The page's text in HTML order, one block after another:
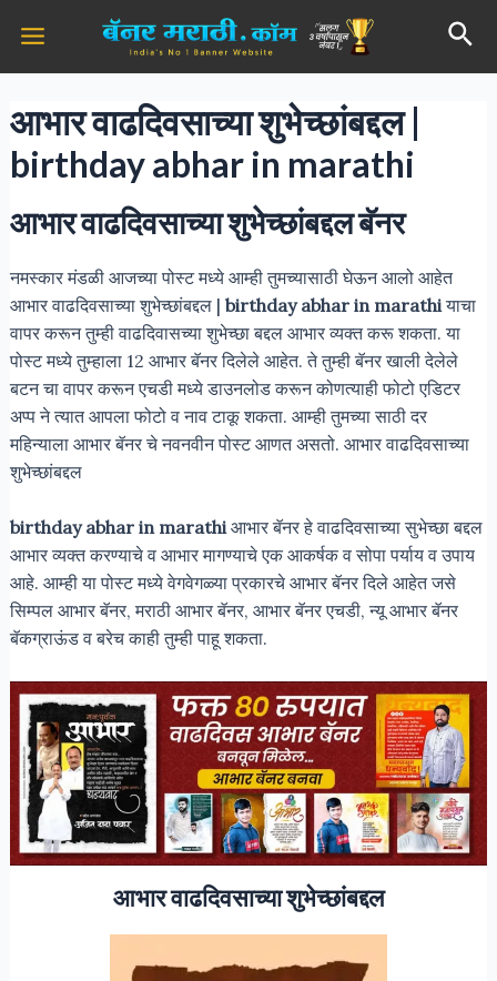
content
Main
Menu
आभार वाढदिवसाच्या शुभेच्छांबद्दल |
birthday abhar in marathi
आभार वाढदिवसाच्या शुभेच्छांबद्दल बॅनर
नमस्कार मंडळी आजच्या पोस्ट मध्ये आम्ही तुमच्यासाठी घेऊन आलो आहेत
आभार वाढदिवसाच्या शुभेच्छांबद्दल | birthday abhar in marathiयाचा
वापर करून तुम्ही वाढदिवासच्या शुभेच्छा बद्दल आभार व्यक्त करू शकता. या
पोस्ट मध्ये तुम्हाला 12 आभार बॅनर दिलेले आहेत. ते तुम्ही बॅनर खाली देलेले
बटन चा वापर करून एचडी मध्ये डाउनलोड करून कोणत्याही फोटो एडिटर
अप्प ने त्यात आपला फोटो व नाव टाकू शकता. आम्ही तुमच्या साठी दर
महिन्याला आभार बॅनर चे नवनवीन पोस्ट आणत असतो. आभार वाढदिवसाच्या
शुभेच्छांबद्दल
birthday abhar in marathiआभार बॅनर हे वाढदिवसाच्या सुभेच्छा बद्दल
आभार व्यक्त करण्याचे व आभार मागण्याचे एक आकर्षक व सोपा पर्याय व उपाय
आहे. आम्ही या पोस्ट मध्ये वेगवेगळ्या प्रकारचे आभार बॅनर दिले आहेत जसे
सिम्पल आभार बॅनर, मराठी आभार बॅनर, आभार बॅनर एचडी, न्यू आभार बॅनर
बॅकग्राऊंड व बरेच काही तुम्ही पाहू शकता.
आभार वाढदिवसाच्या शुभेच्छांबद्दल
navigation